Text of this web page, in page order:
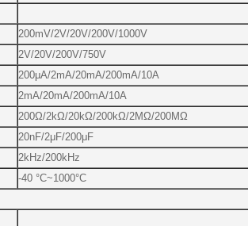
200mV/2V/20V/200V/1000V
2V/20V/200V/750V
200μA/2mA/20mA/200mA/10A
2mA/20mA/200mA/10A
200Ω/2kΩ/20kΩ/200kΩ/2MΩ/200MΩ
20nF/2μF/200μF
2kHz/200kHz
-40 °C~1000°C